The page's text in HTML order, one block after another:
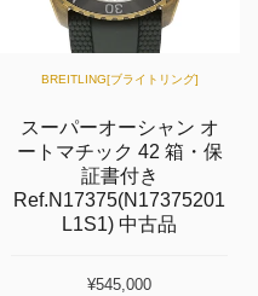
BREITLING[ブライトリング]
スーパーオーシャン オ
ートマチック 42 箱・保
証書付き
Ref.N17375(N17375201
L1S1) 中古品
¥545,000